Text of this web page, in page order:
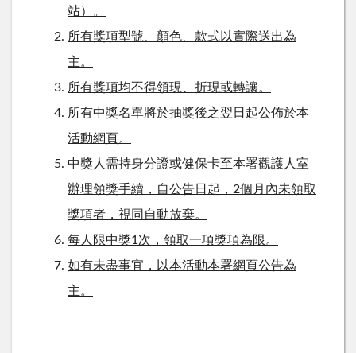
站）。
所有獎項型號、顏色、款式以實際送出為
主。
所有獎項均不得領現、折現或轉讓。
所有中獎名單將於抽獎後之翌日起公佈於本
活動網頁。
中獎人需持身分證或健保卡至本署觀護人室
辦理領獎手續，自公告日起，2個月內未領取
獎項者，視同自動放棄。
每人限中獎1次，領取一項獎項為限。
如有未盡事宜，以本活動本署網頁公告為
主。